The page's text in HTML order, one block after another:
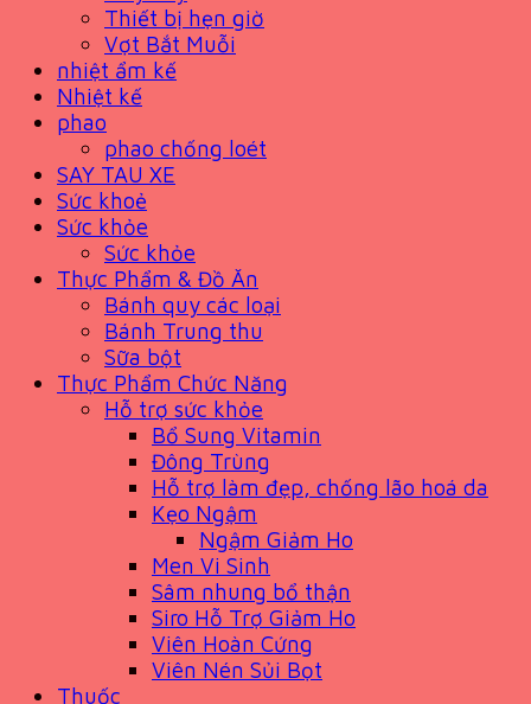
Thiết bị hẹn giờ
Vợt Bắt Muỗi
nhiệt ẩm kế
Nhiệt kế
phao
phao chống loét
SAY TAU XE
Sức khoẻ
Sức khỏe
Sức khỏe
Thực Phẩm & Đồ Ăn
Bánh quy các loại
Bánh Trung thu
Sữa bột
Thực Phẩm Chức Năng
Hỗ trợ sức khỏe
Bổ Sung Vitamin
Đông Trùng
Hỗ trợ làm đẹp, chống lão hoá da
Kẹo Ngậm
Ngậm Giảm Ho
Men Vi Sinh
Sâm nhung bổ thận
Siro Hỗ Trợ Giảm Ho
Viên Hoàn Cứng
Viên Nén Sủi Bọt
Thuốc